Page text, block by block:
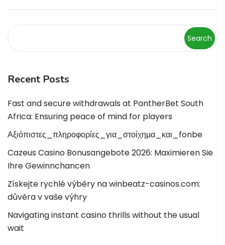
Search
Recent Posts
Fast and secure withdrawals at PantherBet South
Africa: Ensuring peace of mind for players
Αξιόπιστες_πληροφορίες_για_στοίχημα_και_fonbe
Cazeus Casino Bonusangebote 2026: Maximieren Sie
Ihre Gewinnchancen
Získejte rychlé výběry na winbeatz-casinos.com:
důvěra v vaše výhry
Navigating instant casino thrills without the usual
wait